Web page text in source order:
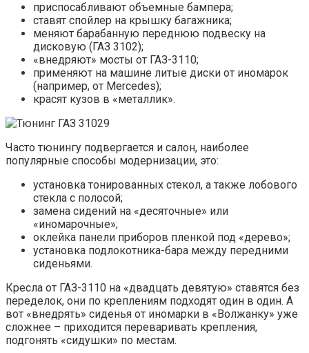
приспосабливают объемные бампера;
ставят спойлер на крышку багажника;
меняют барабанную переднюю подвеску на
дисковую (ГАЗ 3102);
«внедряют» мосты от ГАЗ-3110;
применяют на машине литые диски от иномарок
(например, от Mercedes);
красят кузов в «металлик».
Часто тюнингу подвергается и салон, наиболее
популярные способы модернизации, это:
установка тонированных стекол, а также лобового
стекла с полосой;
замена сидений на «десяточные» или
«иномарочные»;
оклейка панели приборов пленкой под «дерево»;
установка подлокотника-бара между передними
сиденьями.
Кресла от ГАЗ-3110 на «двадцать девятую» ставятся без
переделок, они по креплениям подходят один в один. А
вот «внедрять» сиденья от иномарки в «Волжанку» уже
сложнее – приходится переваривать крепления,
подгонять «сидушки» по местам.